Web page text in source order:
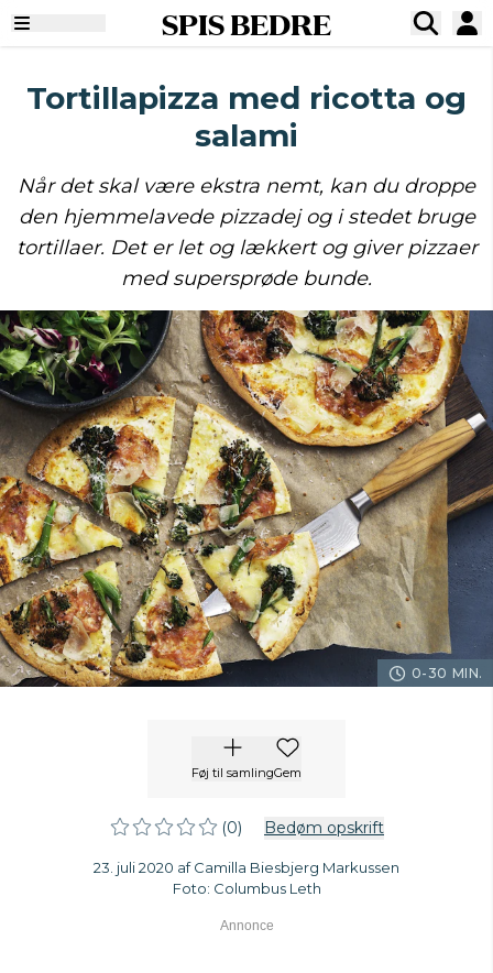
SPIS BEDRE
Tortillapizza med ricotta og
salami
Når det skal være ekstra nemt, kan du droppe
den hjemmelavede pizzadej og i stedet bruge
tortillaer. Det er let og lækkert og giver pizzaer
med supersprøde bunde.
0-30 MIN.
Føj til samlingGem
(0) Bedøm opskrift
23. juli 2020 af Camilla Biesbjerg Markussen
Foto: Columbus Leth